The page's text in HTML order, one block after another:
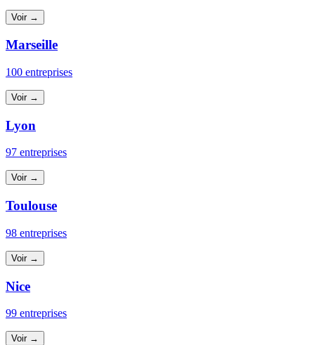
Voir →
Marseille
100 entreprises
Voir →
Lyon
97 entreprises
Voir →
Toulouse
98 entreprises
Voir →
Nice
99 entreprises
Voir →